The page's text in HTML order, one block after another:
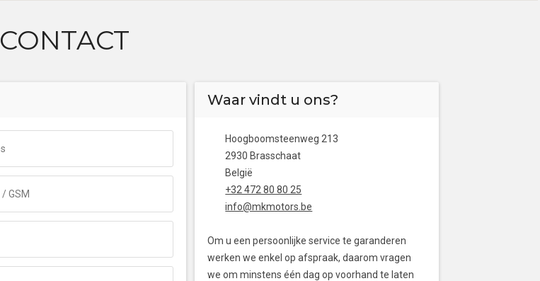
CONTACT
Waar vindt u ons?
Hoogboomsteenweg 213
2930 Brasschaat
België
+32 472 80 80 25
info@mkmotors.be
Om u een persoonlijke service te garanderen
werken we enkel op afspraak, daarom vragen
we om minstens één dag op voorhand te laten